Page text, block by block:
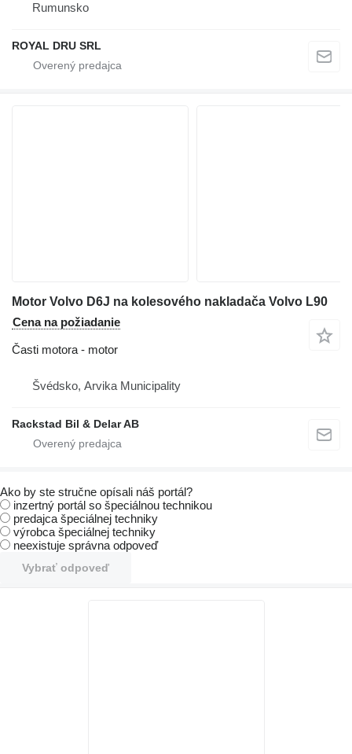
Rumunsko
ROYAL DRU SRL
Motor Volvo D6J na kolesového nakladača Volvo L90
Cena na požiadanie
Časti motora - motor
Švédsko, Arvika Municipality
Rackstad Bil & Delar AB
Ako by ste stručne opísali náš portál?
inzertný portál so špeciálnou technikou
predajca špeciálnej techniky
výrobca špeciálnej techniky
neexistuje správna odpoveď
Vybrať odpoveď